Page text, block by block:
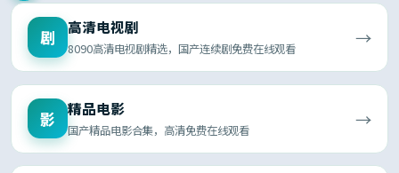
剧 高清电视剧
8090高清电视剧精选，国产连续剧免费在线观看 →
影 精品电影
国产精品电影合集，高清免费在线观看 →